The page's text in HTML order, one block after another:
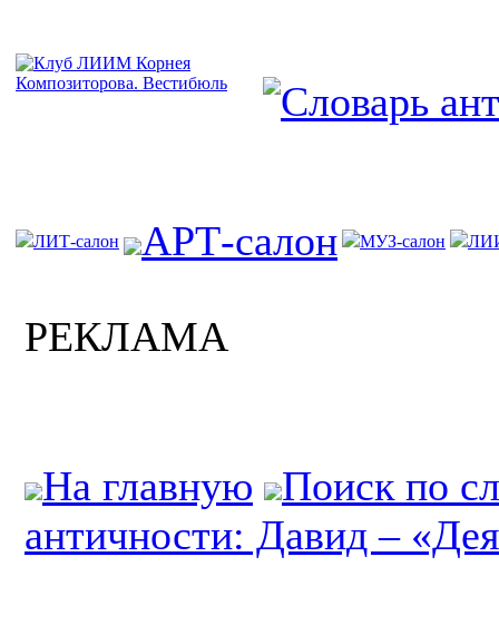
ЛИТ-салон АРТ-салон МУЗ-салон
РЕКЛАМА
На главную
Поиск по
античности: Давид –